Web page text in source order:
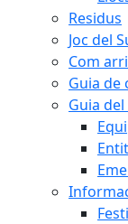
Residus
Joc del
Com
Guia de
Guia